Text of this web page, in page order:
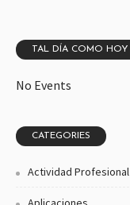
TAL DÍA COMO HOY
No Events
CATEGORIES
Actividad Profesional